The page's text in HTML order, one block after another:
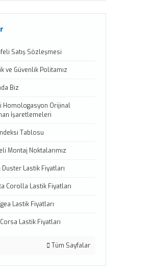
Satış Sözleşmesi
ve Güvenlik Politamız
Biz
Homologasyon Orijinal
İşaretlemeleri
Tablosu
Montaj Noktalarımız
Duster Lastik Fiyatları
Corolla Lastik Fiyatları
Lastik Fiyatları
Lastik Fiyatları
Tüm Sayfalar